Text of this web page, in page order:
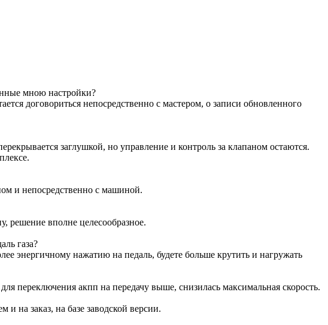
мною настройки?
договориться непосредственно с мастером, о записи обновленного
заглушкой, но управление и контроль за клапаном остаются.
и непосредственно с машиной.
решение вполне целесообразное.
газа?
энергичному нажатию на педаль, будете больше крутить и нагружать
переключения акпп на передачу выше, снизилась максимальная скорость.
и на заказ, на базе заводской версии.